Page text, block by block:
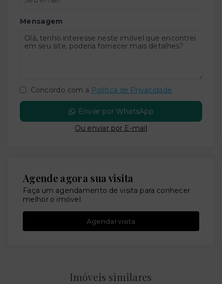
Mensagem
Concordo com a Política de Privacidade
Enviar por WhatsApp
Ou enviar por E-mail
Agende agora sua visita
Faça um agendamento de visita para conhecer
melhor o imóvel.
Agendar visita
Imóveis similares